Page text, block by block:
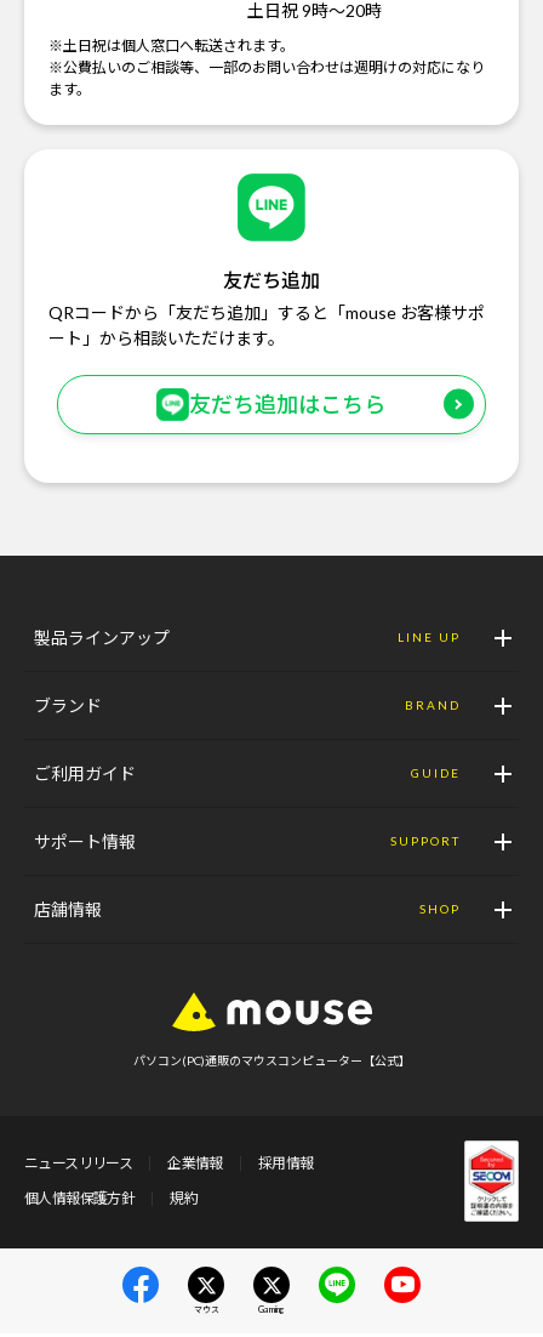
土日祝 9時～20時
※土日祝は個人窓口へ転送されます。
※公費払いのご相談等、一部のお問い合わせは週明けの対応になり
ます。
友だち追加
QRコードから「友だち追加」すると「mouse お客様サポ
ート」から相談いただけます。
友だち追加はこちら
製品ラインアップ LINE UP
ブランド BRAND
ご利用ガイド GUIDE
サポート情報 SUPPORT
店舗情報 SHOP
パソコン(PC)通販のマウスコンピューター【公式】
ニュースリリース 企業情報
採用情報
個人情報保護方針
規約
マウス Gaming